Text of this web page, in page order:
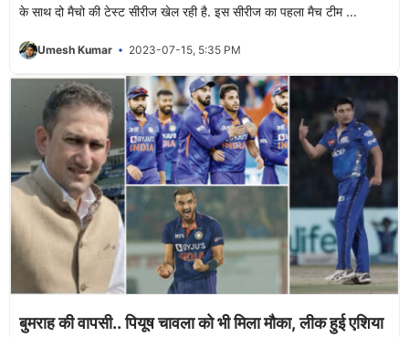
के साथ दो मैचो की टेस्ट सीरीज खेल रही है. इस सीरीज का पहला मैच टीम ...
Umesh Kumar 2023-07-15, 5:35 PM
बुमराह की वापसी.. पियूष चावला को भी मिला मौका, लीक हुई एशिया